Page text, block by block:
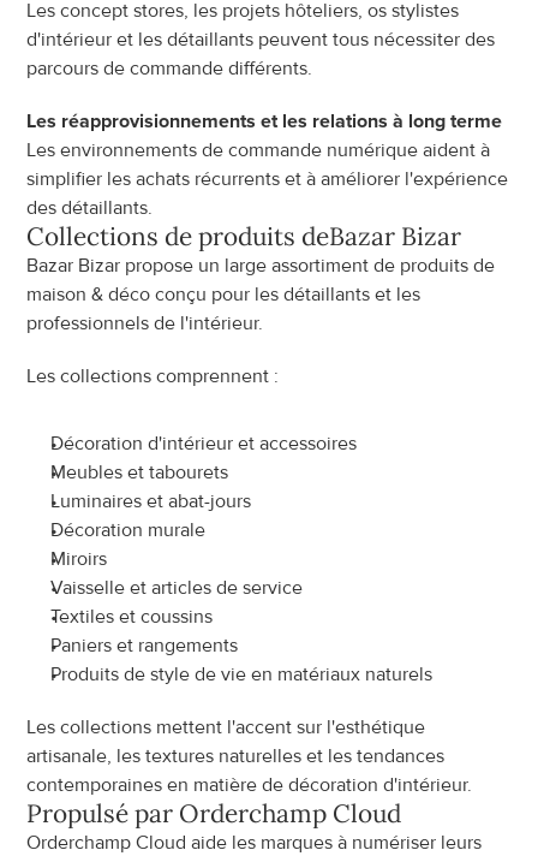
Les concept stores, les projets hôteliers, os stylistes
d'intérieur et les détaillants peuvent tous nécessiter des
parcours de commande différents.
Les réapprovisionnements et les relations à long terme
Les environnements de commande numérique aident à
simplifier les achats récurrents et à améliorer l'expérience
des détaillants.
Collections de produits deBazar Bizar
Bazar Bizar propose un large assortiment de produits de
maison & déco conçu pour les détaillants et les
professionnels de l'intérieur.
Les collections comprennent :
Décoration d'intérieur et accessoires
Meubles et tabourets
Luminaires et abat-jours
Décoration murale
Miroirs
Vaisselle et articles de service
Textiles et coussins
Paniers et rangements
Produits de style de vie en matériaux naturels
Les collections mettent l'accent sur l'esthétique
artisanale, les textures naturelles et les tendances
contemporaines en matière de décoration d'intérieur.
Propulsé par Orderchamp Cloud
Orderchamp Cloud aide les marques à numériser leurs